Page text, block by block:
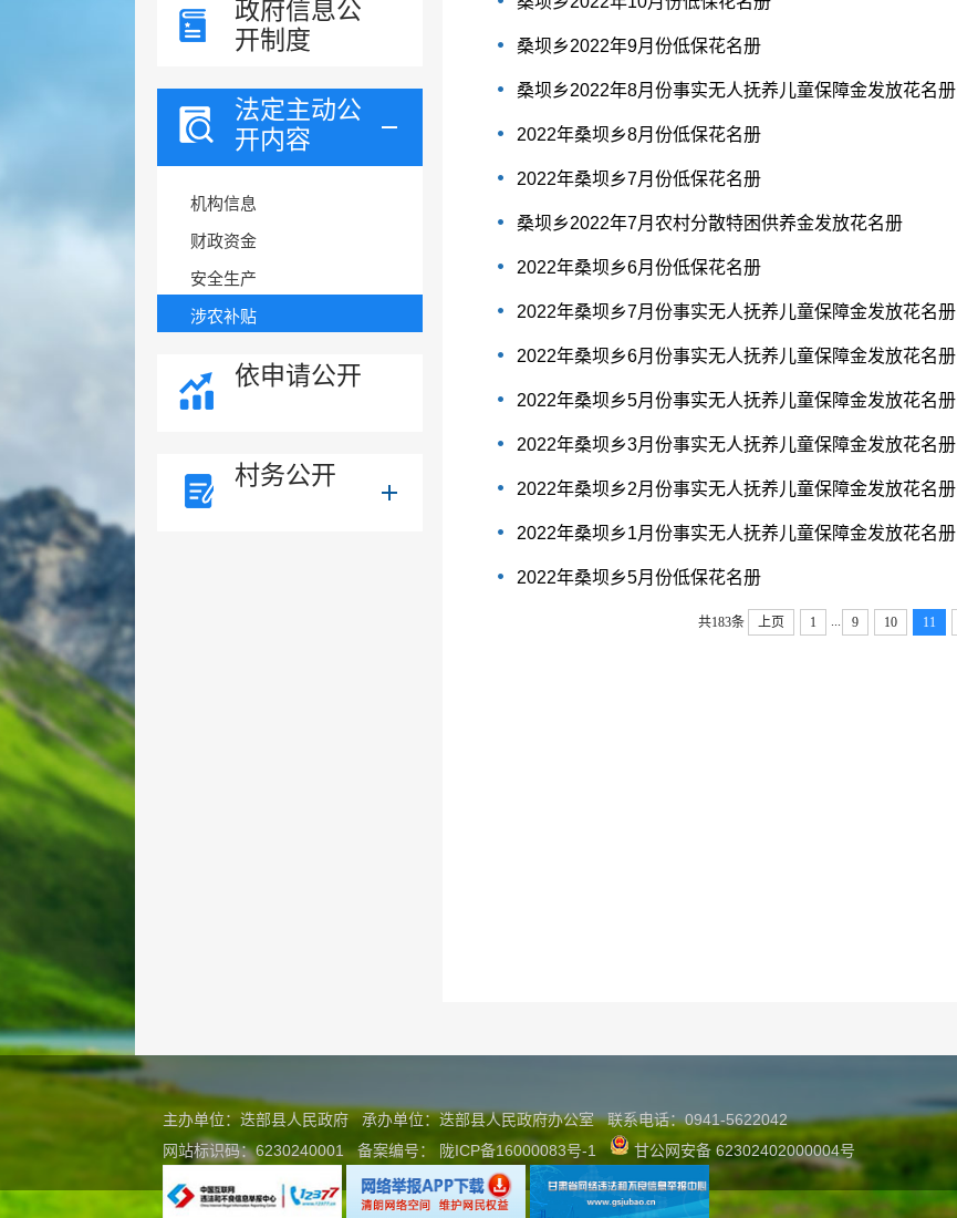
政府信息公
开制度
法定主动公
开内容
机构信息
财政资金
安全生产
涉农补贴
依申请公开
村务公开
桑坝乡2022年9月份低保花名册
桑坝乡2022年8月份事实无人抚养儿童保障金发放花名册
2022年桑坝乡8月份低保花名册
2022年桑坝乡7月份低保花名册
桑坝乡2022年7月农村分散特困供养金发放花名册
2022年桑坝乡6月份低保花名册
2022年桑坝乡7月份事实无人抚养儿童保障金发放花名册
2022年桑坝乡6月份事实无人抚养儿童保障金发放花名册
2022年桑坝乡5月份事实无人抚养儿童保障金发放花名册
2022年桑坝乡3月份事实无人抚养儿童保障金发放花名册
2022年桑坝乡2月份事实无人抚养儿童保障金发放花名册
2022年桑坝乡1月份事实无人抚养儿童保障金发放花名册
2022年桑坝乡5月份低保花名册
共183条 上页 1 9 10 11
主办单位：迭部县人民政府 承办单位：迭部县人民政府办公室联系电话：0941-5622042
网站标识码：6230240001
备案编号： 陇ICP备16000083号-1 甘公网安备 62302402000004号